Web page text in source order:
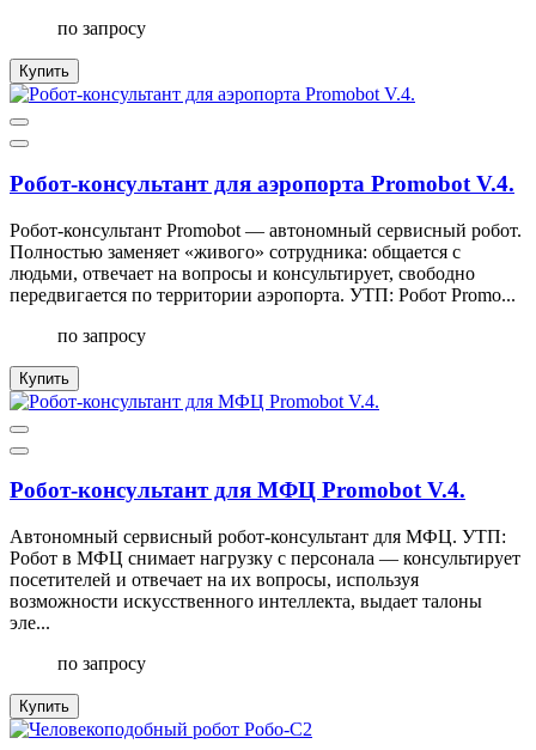
по запросу
Купить
Робот-консультант для аэропорта Promobot V.4.
Робот-консультант Promobot — автономный сервисный робот.
Полностью заменяет «живого» сотрудника: общается с
людьми, отвечает на вопросы и консультирует, свободно
передвигается по территории аэропорта. УТП: Робот Promo...
по запросу
Купить
Робот-консультант для МФЦ Promobot V.4.
Автономный сервисный робот-консультант для МФЦ. УТП:
Робот в МФЦ снимает нагрузку с персонала — консультирует
посетителей и отвечает на их вопросы, используя
возможности искусственного интеллекта, выдает талоны
эле...
по запросу
Купить